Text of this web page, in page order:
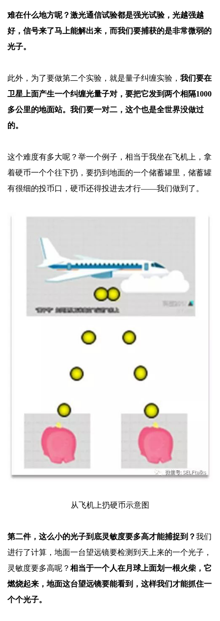
难在什么地方呢？激光通信试验都是强光试验，光越强越
好，信号来了马上能解出来，而我们要捕获的是非常微弱的
光子。
此外，为了要做第二个实验，就是量子纠缠实验， 我们要在
卫星上面产生一个纠缠光量子对，要把它发到两个相隔1000
多公里的地面站。我们要一对二，这个也是全世界没做过
的。
这个难度有多大呢？举一个例子，相当于我坐在飞机上，拿
着硬币一个个往下扔，要扔到地面的一个储蓄罐里，储蓄罐
有很细的投币口，硬币还得投进去才行——我们做到了。
从飞机上扔硬币示意图
第二件，这么小的光子到底灵敏度要多高才能捕捉到？我们
进行了计算，地面一台望远镜要检测到天上来的一个光子，
灵敏度要多高呢？ 相当于一个人在月球上面划一根火柴，它
燃烧起来，地面这台望远镜要能看到，这样我们才能抓住一
个个光子。